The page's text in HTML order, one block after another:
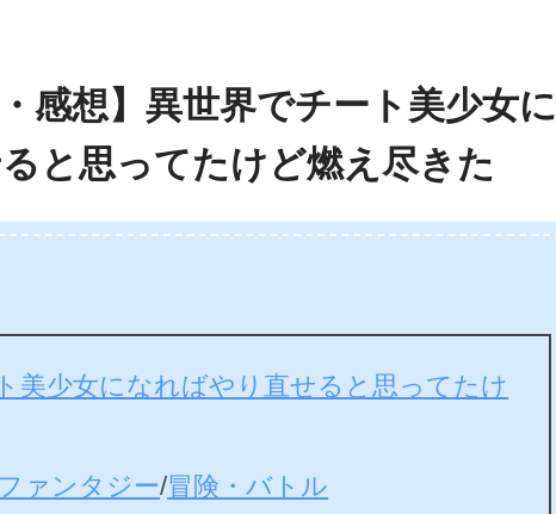
感想】異世界でチート美少女に
と思ってたけど燃え尽きた
美少女になればやり直せると思ってたけ
ファンタジー/冒険・バトル